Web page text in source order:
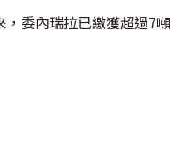
委內瑞拉已繳獲超過7噸